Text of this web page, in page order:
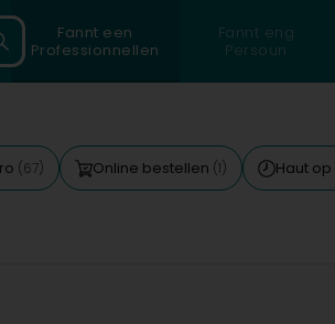
Fannt een
Professionnellen
Fannt eng
Persoun
(67) Online bestellen (1) Haut op